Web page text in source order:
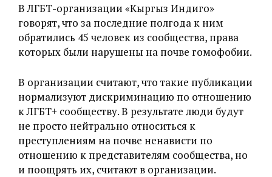
В ЛГБТ-организации «Кыргыз Индиго»
говорят, что за последние полгода к ним
обратились 45 человек из сообщества, права
которых были нарушены на почве гомофобии.
В организации считают, что такие публикации
нормализуют дискриминацию по отношению
к ЛГБТ+ сообществу. В результате люди будут
не просто нейтрально относиться к
преступлениям на почве ненависти по
отношению к представителям сообщества, но
и поощрять их, считают в организации.